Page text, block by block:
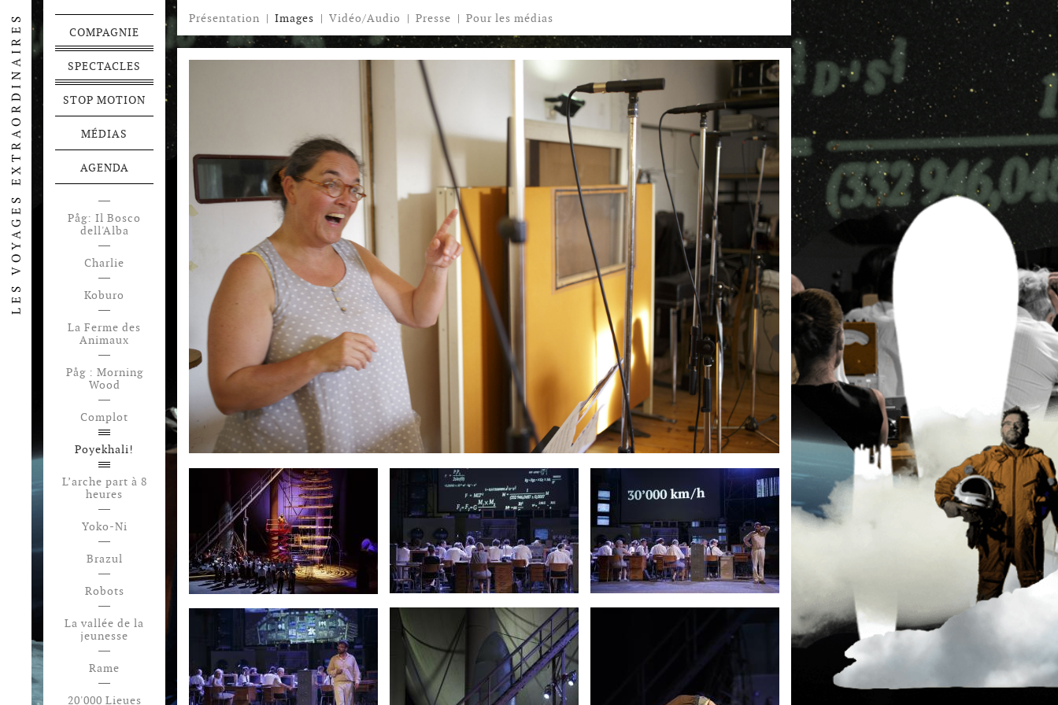
Présentation | Images | Vidéo/Audio | Presse | Pour les médias
COMPAGNIE
SPECTACLES
STOP MOTION
MÉDIAS
AGENDA
Påg: Il Bosco
dell'Alba
Charlie
Koburo
La Ferme des
Animaux
Påg : Morning
Wood
Complot
Poyekhali!
L’arche part à 8
heures
Yoko-Ni
Brazul
Robots
La vallée de la
jeunesse
Rame
20'000 Lieues
Festen
Voyage en
Pamukalie